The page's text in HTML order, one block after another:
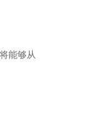
能够从